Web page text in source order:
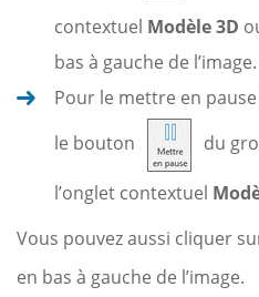
contextuel Modèle 3D
bas à gauche de l’image.
Pour le mettre en
le bouton
du
l’onglet contextuel
Vous pouvez aussi cliquer
en bas à gauche de l’image.